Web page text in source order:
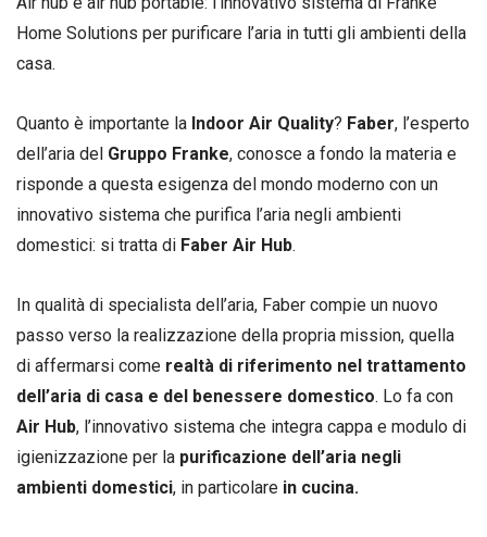
Home Solutions per purificare l’aria in tutti gli ambienti della
casa.
Quanto è importante la Indoor Air Quality? Faber, l’esperto
dell’aria del Gruppo Franke, conosce a fondo la materia e
risponde a questa esigenza del mondo moderno con un
innovativo sistema che purifica l’aria negli ambienti
domestici: si tratta di Faber Air Hub.
In qualità di specialista dell’aria, Faber compie un nuovo
passo verso la realizzazione della propria mission, quella
di affermarsi come realtà di riferimento nel trattamento
dell’aria di casa e del benessere domestico. Lo fa con
Air Hub, l’innovativo sistema che integra cappa e modulo di
igienizzazione per la purificazione dell’aria negli
ambienti domestici, in particolare in cucina.